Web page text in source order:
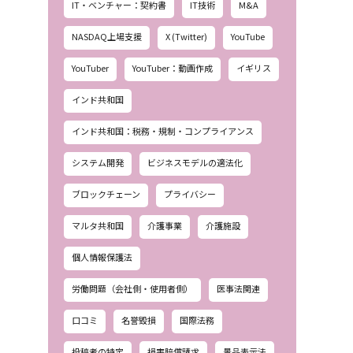
IT・ベンチャー：契約書 IT技術 M&A
NASDAQ上場支援 X (Twitter) YouTube
YouTuber YouTuber：動画作成 イギリス
インド共和国
インド共和国：税務・規制・コンプライアンス
システム開発 ビジネスモデルの適法化
ブロックチェーン プライバシー
マルタ共和国 介護事業 介護施設
個人情報保護法
労働問題（会社側・使用者側） 医事法関連
口コミ 名誉毀損 国際法務